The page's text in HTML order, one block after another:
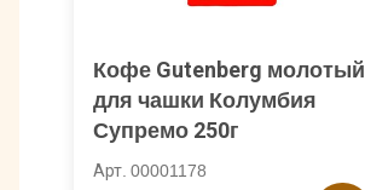
Кофе Gutenberg молотый
для чашки Колумбия
Супремо 250г
Арт. 00001178